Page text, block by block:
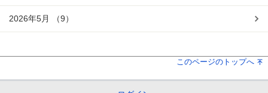
2026年5月 （9）
このページのトップへ